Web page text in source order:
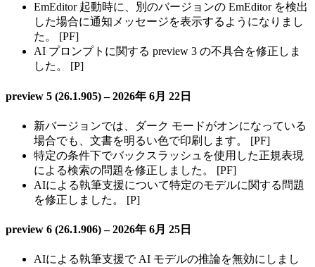
EmEditor 起動時に、別のバージョンの EmEditor を検出
した場合に通知メッセージを表示するようになりまし
た。 [PF]
AI プロンプトに関する preview 3 の不具合を修正しま
した。 [P]
preview 5 (26.1.905) – 2026年 6月 22日
新バージョンでは、ダーク モードがオンになっている
場合でも、文書を明るい色で印刷します。 [PF]
特定の条件下でバックスラッシュを使用した正規表現
による検索の問題を修正しました。 [PF]
AIによる執筆支援について特定のモデルに関する問題
を修正しました。 [P]
preview 6 (26.1.906) – 2026年 6月 25日
AIによる執筆支援で AI モデルの推論を無効にしまし